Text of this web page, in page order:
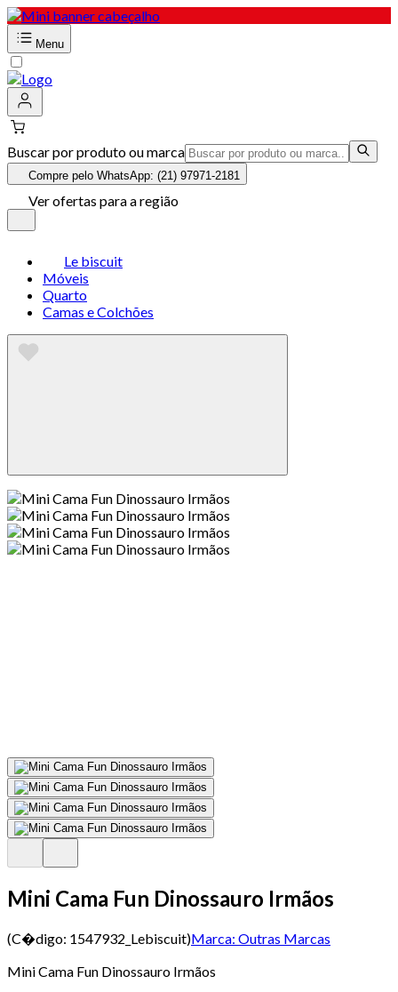
Menu
Buscar por produto ou marca
Compre pelo WhatsApp: (21) 97971-2181
Ver ofertas para a região
Le biscuit
Móveis
Quarto
Camas e Colchões
Mini Cama Fun Dinossauro Irmãos
(C�digo: 1547932_Lebiscuit)Marca: Outras Marcas
Mini Cama Fun Dinossauro Irmãos